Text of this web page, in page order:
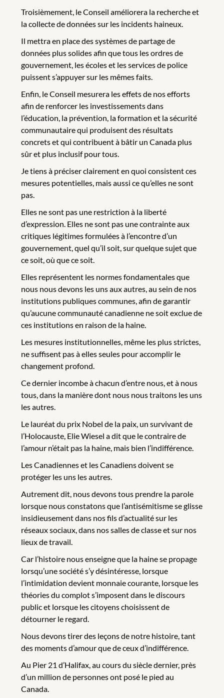
Troisièmement, le Conseil améliorera la recherche et
la collecte de données sur les incidents haineux.
Il mettra en place des systèmes de partage de
données plus solides afin que tous les ordres de
gouvernement, les écoles et les services de police
puissent s’appuyer sur les mêmes faits.
Enfin, le Conseil mesurera les effets de nos efforts
afin de renforcer les investissements dans
l’éducation, la prévention, la formation et la sécurité
communautaire qui produisent des résultats
concrets et qui contribuent à bâtir un Canada plus
sûr et plus inclusif pour tous.
Je tiens à préciser clairement en quoi consistent ces
mesures potentielles, mais aussi ce qu’elles ne sont
pas.
Elles ne sont pas une restriction à la liberté
d’expression. Elles ne sont pas une contrainte aux
critiques légitimes formulées à l’encontre d’un
gouvernement, quel qu’il soit, sur quelque sujet que
ce soit, où que ce soit.
Elles représentent les normes fondamentales que
nous nous devons les uns aux autres, au sein de nos
institutions publiques communes, afin de garantir
qu’aucune communauté canadienne ne soit exclue de
ces institutions en raison de la haine.
Les mesures institutionnelles, même les plus strictes,
ne suffisent pas à elles seules pour accomplir le
changement profond.
Ce dernier incombe à chacun d’entre nous, et à nous
tous, dans la manière dont nous nous traitons les uns
les autres.
Le lauréat du prix Nobel de la paix, un survivant de
l’Holocauste, Elie Wiesel a dit que le contraire de
l’amour n’était pas la haine, mais bien l’indifférence.
Les Canadiennes et les Canadiens doivent se
protéger les uns les autres.
Autrement dit, nous devons tous prendre la parole
lorsque nous constatons que l’antisémitisme se glisse
insidieusement dans nos fils d’actualité sur les
réseaux sociaux, dans nos salles de classe et sur nos
lieux de travail.
Car l’histoire nous enseigne que la haine se propage
lorsqu’une société s’y désintéresse, lorsque
l’intimidation devient monnaie courante, lorsque les
théories du complot s’imposent dans le discours
public et lorsque les citoyens choisissent de
détourner le regard.
Nous devons tirer des leçons de notre histoire, tant
des moments d’amour que de ceux d’indifférence.
Au Pier 21 d’Halifax, au cours du siècle dernier, près
d’un million de personnes ont posé le pied au
Canada.